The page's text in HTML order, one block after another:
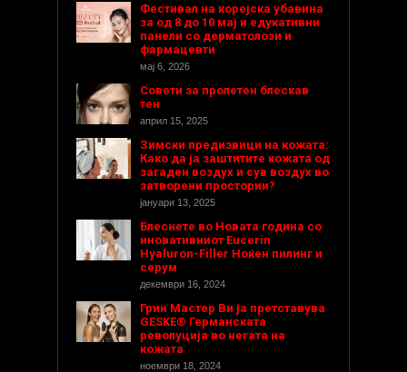
Фестивал на корејска убавина
за од 8 до 10 мај и едукативни
панели со дерматолози и
фармацевти
мај 6, 2026
Совети за пролетен блескав
тен
април 15, 2025
Зимски предизвици на кожата:
Како да ја заштитите кожата од
загаден воздух и сув воздух во
затворени простории?
јануари 13, 2025
Блеснете во Новата година со
иновативниот Eucerin
Hyaluron-Filler Ноќен пилинг и
серум
декември 16, 2024
Грин Мастер Ви ја претставува
GESKE® Германската
револуција во негата на
кожата
ноември 18, 2024